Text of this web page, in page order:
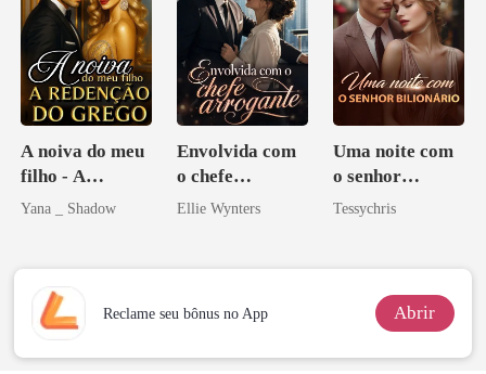
A noiva do meu
filho - A
Redenção do
Yana _ Shadow
Envolvida com
o chefe
arrogante
Ellie Wynters
Uma noite com
o senhor
Bilionário
Tessychris
Reclame seu bônus no App Abrir